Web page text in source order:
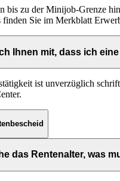
bis zu der Minijob-Grenze
finden Sie im Merkblatt
Ihnen mit, dass ich
ist unverzüglich
das Rentenalter, was